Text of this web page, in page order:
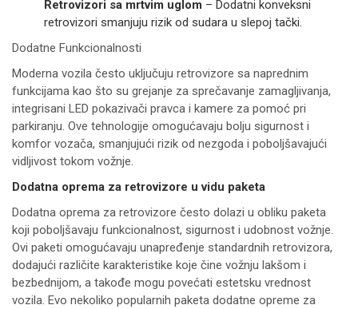
Retrovizori sa mrtvim uglom – Dodatni konveksni
retrovizori smanjuju rizik od sudara u slepoj tački.
Dodatne Funkcionalnosti
Moderna vozila često uključuju retrovizore sa naprednim
funkcijama kao što su grejanje za sprečavanje zamagljivanja,
integrisani LED pokazivači pravca i kamere za pomoć pri
parkiranju. Ove tehnologije omogućavaju bolju sigurnost i
komfor vozača, smanjujući rizik od nezgoda i poboljšavajući
vidljivost tokom vožnje.
Dodatna oprema za retrovizore u vidu paketa
Dodatna oprema za retrovizore često dolazi u obliku paketa
koji poboljšavaju funkcionalnost, sigurnost i udobnost vožnje.
Ovi paketi omogućavaju unapređenje standardnih retrovizora,
dodajući različite karakteristike koje čine vožnju lakšom i
bezbednijom, a takođe mogu povećati estetsku vrednost
vozila. Evo nekoliko popularnih paketa dodatne opreme za